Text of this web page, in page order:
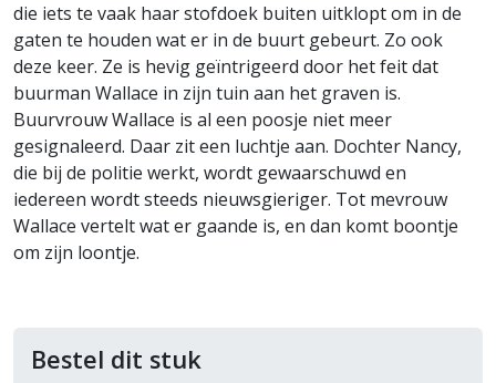
die iets te vaak haar stofdoek buiten uitklopt om in de
gaten te houden wat er in de buurt gebeurt. Zo ook
deze keer. Ze is hevig geïntrigeerd door het feit dat
buurman Wallace in zijn tuin aan het graven is.
Buurvrouw Wallace is al een poosje niet meer
gesignaleerd. Daar zit een luchtje aan. Dochter Nancy,
die bij de politie werkt, wordt gewaarschuwd en
iedereen wordt steeds nieuwsgieriger. Tot mevrouw
Wallace vertelt wat er gaande is, en dan komt boontje
om zijn loontje.
Bestel dit stuk